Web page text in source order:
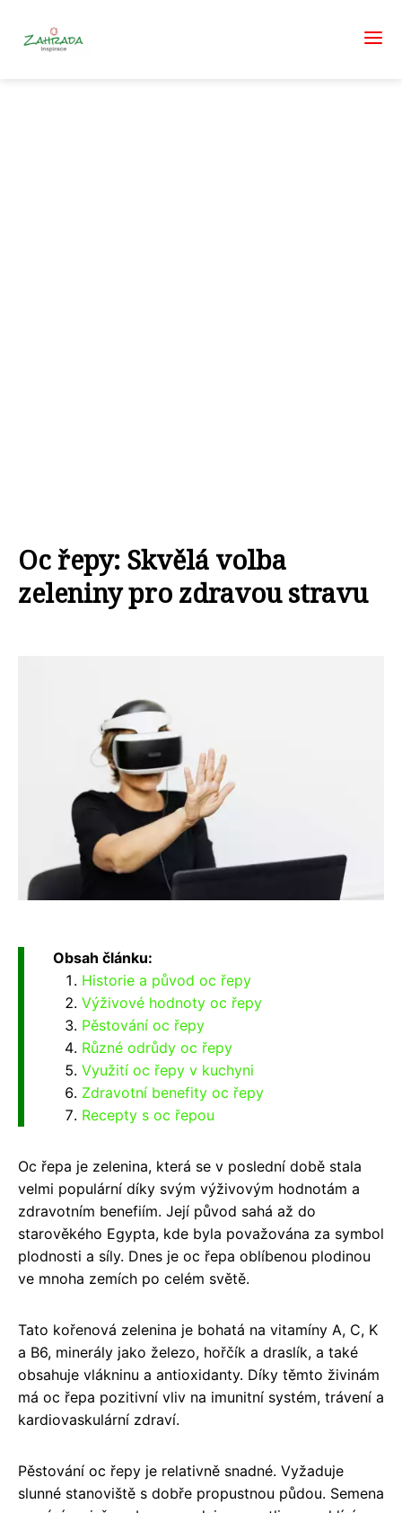
Oc řepy: Skvělá volba
zeleniny pro zdravou stravu
Obsah článku:
Historie a původ oc řepy
Výživové hodnoty oc řepy
Pěstování oc řepy
Různé odrůdy oc řepy
Využití oc řepy v kuchyni
Zdravotní benefity oc řepy
Recepty s oc řepou
Oc řepa je zelenina, která se v poslední době stala
velmi populární díky svým výživovým hodnotám a
zdravotním benefiím. Její původ sahá až do
starověkého Egypta, kde byla považována za symbol
plodnosti a síly. Dnes je oc řepa oblíbenou plodinou
ve mnoha zemích po celém světě.
Tato kořenová zelenina je bohatá na vitamíny A, C, K
a B6, minerály jako železo, hořčík a draslík, a také
obsahuje vlákninu a antioxidanty. Díky těmto živinám
má oc řepa pozitivní vliv na imunitní systém, trávení a
kardiovaskulární zdraví.
Pěstování oc řepy je relativně snadné. Vyžaduje
slunné stanoviště s dobře propustnou půdou. Semena